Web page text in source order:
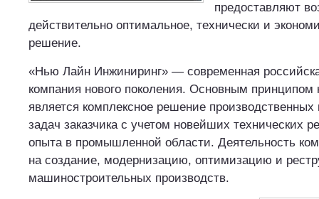
предоставляют
действительно оптимальное, технически и
решение.
«Нью Лайн Инжиниринг» — современная
компания нового поколения. Основным
является комплексное решение производственных
задач заказчика с учетом новейших технических
опыта в промышленной области. Деятельность
на создание, модернизацию, оптимизацию и
машиностроительных производств.